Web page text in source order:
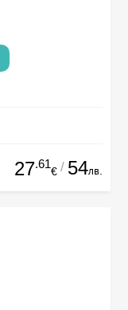
27.61
€ / 54лв.